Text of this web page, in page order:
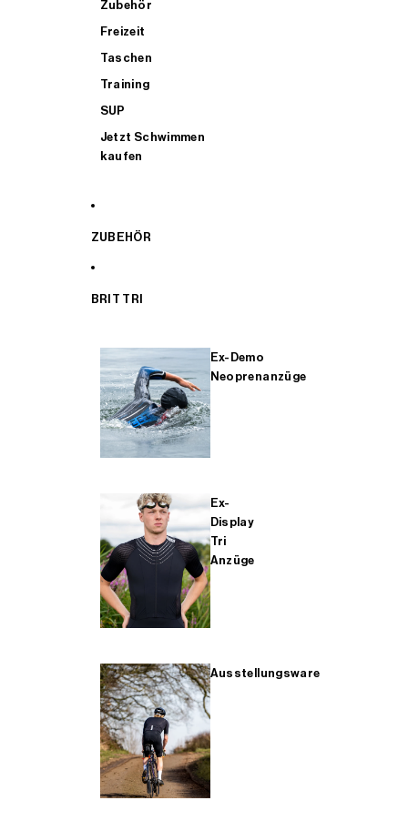
Zubehör
Freizeit
Taschen
Training
SUP
Jetzt Schwimmen
kaufen
ZUBEHÖR
BRIT TRI
Ex-Demo
Neoprenanzüge
Ex-
Display
Tri
Anzüge
Ausstellungsware